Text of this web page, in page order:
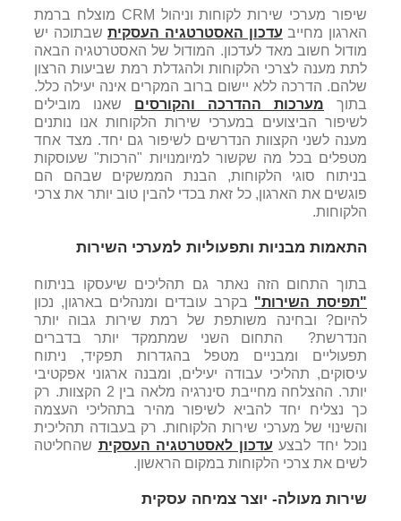
שיפור מערכי שירות לקוחות וניהול CRM מוצלח ברמת
הארגון מחייב עדכון האסטרטגיה העסקיתשבתוכה יש
מודול חשוב מאד לעדכון. המודול של האסטרטגיה הבאה
לתת מענה לצרכי הלקוחות ולהגדלת רמת שביעות הרצון
שלהם. הדרכה ללא יישום ברוב המקרים אינה יעילה כלל.
בתוך מערכות ההדרכה והקורסים שאנו מובילים
לשיפור הביצועים במערכי שירות הלקוחות אנו נותנים
מענה לשני הקצוות הנדרשים לשיפור גם יחד. מצד אחד
מטפלים בכל מה שקשור למיומנויות "הרכות" שעוסקות
בניתוח סוגי הלקוחות, הבנת הממשקים שבהם הם
פוגשים את הארגון, כל זאת בכדי להבין טוב יותר את צרכי
הלקוחות.
התאמות מבניות ותפעוליות למערכי השירות
בתוך התחום הזה נאתר גם תהליכים שיעסקו בניתוח
"תפיסת השירות" בקרב עובדים ומנהלים בארגון, נכון
להיום? ובחינה משותפת של רמת שירות גבוה יותר
הנדרשת? התחום השני שמתמקד יותר בדברים
תפעוליים ומבניים מטפל בהגדרות תפקיד, ניתוח
עיסוקים, תהליכי עבודה יעילים, ומבנה ארגוני אפקטיבי
יותר. ההצלחה מחייבת סינרגיה מלאה בין 2 הקצוות. רק
כך נצליח יחד להביא לשיפור מהיר בתהליכי העצמה
והשינוי של מערכי שירות הלקוחות. רק בעבודה תהליכית
נוכל יחד לבצע עדכון לאסטרטגיה העסקית שהחליטה
לשים את צרכי הלקוחות במקום הראשון.
שירות מעולה- יוצר צמיחה עסקית